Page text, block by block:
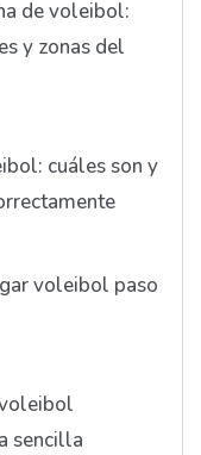
de voleibol:
y zonas del
cuáles son y
voleibol paso
sencilla